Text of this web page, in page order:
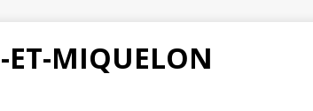
ET-MIQUELON